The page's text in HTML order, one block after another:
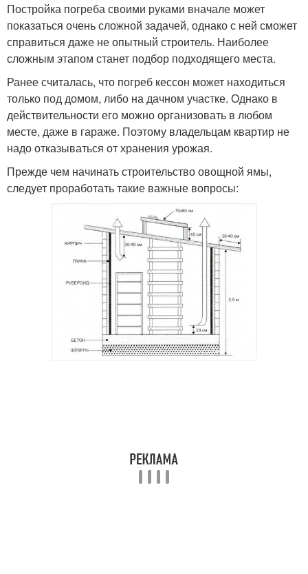
Постройка погреба своими руками вначале может
показаться очень сложной задачей, однако с ней сможет
справиться даже не опытный строитель. Наиболее
сложным этапом станет подбор подходящего места.
Ранее считалась, что погреб кессон может находиться
только под домом, либо на дачном участке. Однако в
действительности его можно организовать в любом
месте, даже в гараже. Поэтому владельцам квартир не
надо отказываться от хранения урожая.
Прежде чем начинать строительство овощной ямы,
следует проработать такие важные вопросы: